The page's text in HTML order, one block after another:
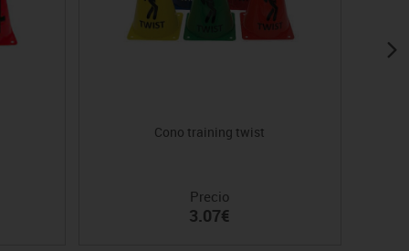
Cono training twist
Precio
3.07€